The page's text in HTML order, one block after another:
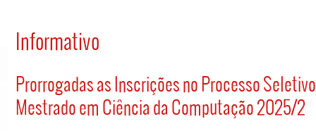
Informativo
Prorrogadas as Inscrições no Processo
Mestrado em Ciência da Computação 2025/2